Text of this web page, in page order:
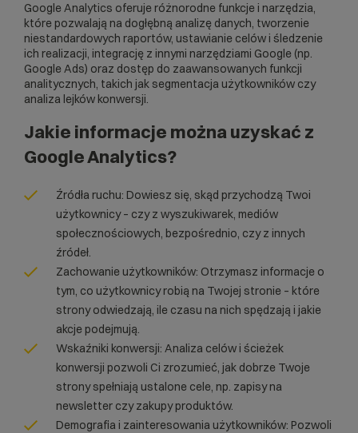
Google Analytics oferuje różnorodne funkcje i narzędzia,
które pozwalają na dogłębną analizę danych, tworzenie
niestandardowych raportów, ustawianie celów i śledzenie
ich realizacji, integrację z innymi narzędziami Google (np.
Google Ads) oraz dostęp do zaawansowanych funkcji
analitycznych, takich jak segmentacja użytkowników czy
analiza lejków konwersji.
Jakie informacje można uzyskać z
Google Analytics?
Źródła ruchu: Dowiesz się, skąd przychodzą Twoi
użytkownicy – czy z wyszukiwarek, mediów
społecznościowych, bezpośrednio, czy z innych
źródeł.
Zachowanie użytkowników: Otrzymasz informacje o
tym, co użytkownicy robią na Twojej stronie – które
strony odwiedzają, ile czasu na nich spędzają i jakie
akcje podejmują.
Wskaźniki konwersji: Analiza celów i ścieżek
konwersji pozwoli Ci zrozumieć, jak dobrze Twoje
strony spełniają ustalone cele, np. zapisy na
newsletter czy zakupy produktów.
Demografia i zainteresowania użytkowników: Pozwoli